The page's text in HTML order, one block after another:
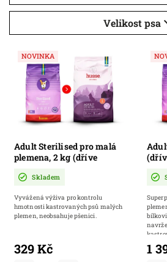
Velikost psa
NOVINKA
Adult Sterilised pro malá
plemena, 2 kg (dříve
Granulované krmivo pro
psy malých plemen
Skladem
329 Kč
Vyvážená výživa pro kontrolu
hmotnosti kastrovaných psů malých
plemen, neobsahuje pšenici.
1